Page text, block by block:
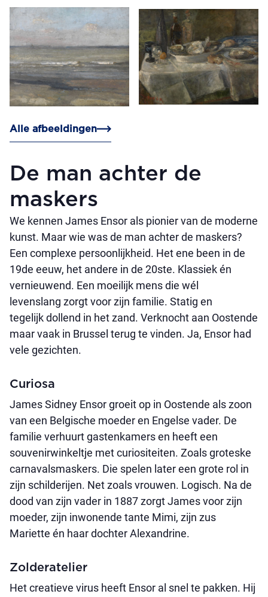
Alle afbeeldingen
De man achter de
maskers
We kennen James Ensor als pionier van de moderne
kunst. Maar wie was de man achter de maskers?
Een complexe persoonlijkheid. Het ene been in de
19de eeuw, het andere in de 20ste. Klassiek én
vernieuwend. Een moeilijk mens die wél
levenslang zorgt voor zijn familie. Statig en
tegelijk dollend in het zand. Verknocht aan Oostende
maar vaak in Brussel terug te vinden. Ja, Ensor had
vele gezichten.
Curiosa
James Sidney Ensor groeit op in Oostende als zoon
van een Belgische moeder en Engelse vader. De
familie verhuurt gastenkamers en heeft een
souvenirwinkeltje met curiositeiten. Zoals groteske
carnavalsmaskers. Die spelen later een grote rol in
zijn schilderijen. Net zoals vrouwen. Logisch. Na de
dood van zijn vader in 1887 zorgt James voor zijn
moeder, zijn inwonende tante Mimi, zijn zus
Mariette én haar dochter Alexandrine.
Zolderatelier
Het creatieve virus heeft Ensor al snel te pakken. Hij